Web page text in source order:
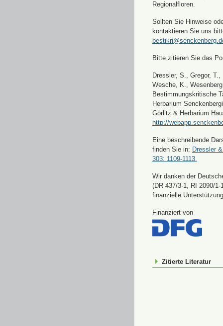
Regionalfloren.
Sollten Sie Hinweise
kontaktieren Sie uns
Bitte zitieren Sie das
Dressler, S., Gregor,
Wesche, K.,
Bestimmungskritische
Herbarium
Görlitz & Herbarium
http://
Eine beschreibende
finden Sie in: Dressler
303: 1109-1113.
Wir danken der
(DR 437/3-1, RI 2090/
finanzielle
Finanziert von
Zitierte Literatur